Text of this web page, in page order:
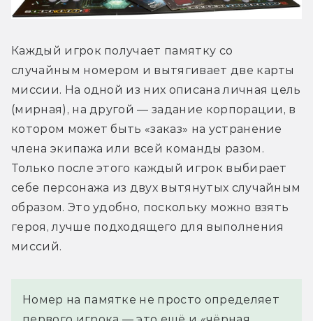
Каждый игрок получает памятку со
случайным номером и вытягивает две карты
миссии. На одной из них описана личная цель
(мирная), на другой — задание корпорации, в
котором может быть «заказ» на устранение
члена экипажа или всей команды разом.
Только после этого каждый игрок выбирает
себе персонажа из двух вытянутых случайным
образом. Это удобно, поскольку можно взять
героя, лучше подходящего для выполнения
миссий.
Номер на памятке не просто определяет